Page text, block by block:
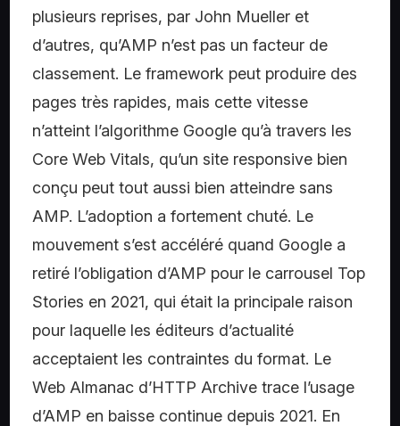
plusieurs reprises, par John Mueller et
d’autres, qu’AMP n’est pas un facteur de
classement. Le framework peut produire des
pages très rapides, mais cette vitesse
n’atteint l’algorithme Google qu’à travers les
Core Web Vitals, qu’un site responsive bien
conçu peut tout aussi bien atteindre sans
AMP. L’adoption a fortement chuté. Le
mouvement s’est accéléré quand Google a
retiré l’obligation d’AMP pour le carrousel Top
Stories en 2021, qui était la principale raison
pour laquelle les éditeurs d’actualité
acceptaient les contraintes du format. Le
Web Almanac d’HTTP Archive trace l’usage
d’AMP en baisse continue depuis 2021. En